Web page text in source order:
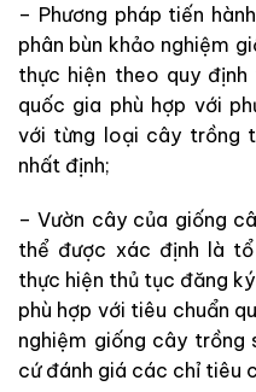
– Phương pháp tiến
phân bùn khảo nghiệm
thực hiện theo quy
quốc gia phù hợp với
với từng loại cây trồng
nhất định;
– Vườn cây của giống
thể được xác định là
thực hiện thủ tục đăng
phù hợp với tiêu chuẩn
nghiệm giống cây trồng
cứ đánh giá các chỉ tiêu